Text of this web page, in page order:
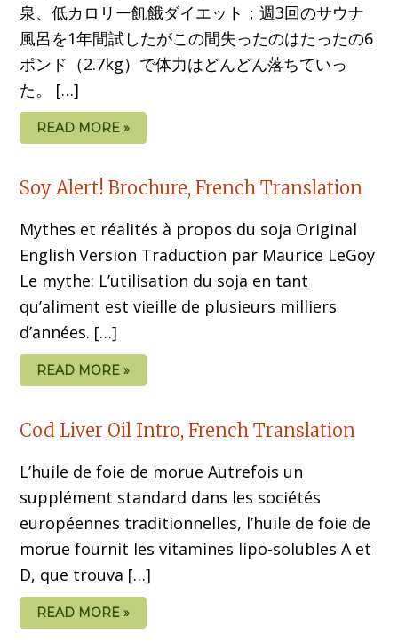
泉、低カロリー飢餓ダイエット；週3回のサウナ
風呂を1年間試したがこの間失ったのはたったの6
ポンド（2.7kg）で体力はどんどん落ちていっ
た。 […]
READ MORE »
Soy Alert! Brochure, French Translation
Mythes et réalités à propos du soja Original
English Version Traduction par Maurice LeGoy
Le mythe: L’utilisation du soja en tant
qu’aliment est vieille de plusieurs milliers
d’années. […]
READ MORE »
Cod Liver Oil Intro, French Translation
L’huile de foie de morue Autrefois un
supplément standard dans les sociétés
européennes traditionnelles, l’huile de foie de
morue fournit les vitamines lipo-solubles A et
D, que trouva […]
READ MORE »